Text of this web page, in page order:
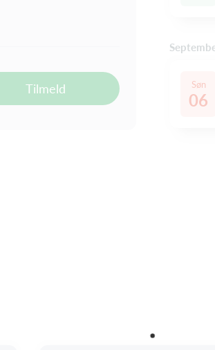
Tilmeld Søn
06